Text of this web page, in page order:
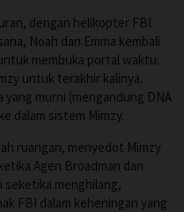
dengan helikopter FBI
Noah dan Emma kembali
membuka portal waktu.
untuk terakhir kalinya.
yang murni (mengandung DNA
dalam sistem Mimzy.
ruangan, menyedot Mimzy
Agen Broadman dan
seketika menghilang,
FBI dalam keheningan yang